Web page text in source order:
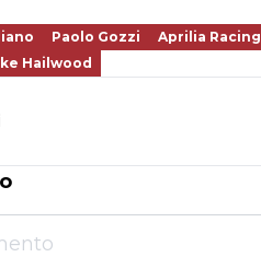
Paolo Gozzi Aprilia Racing
Hailwood